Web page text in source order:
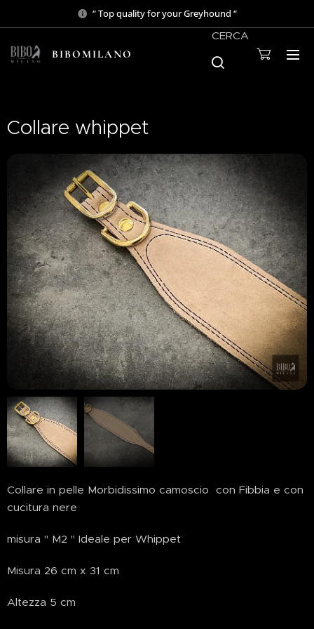
“ Top quality for your Greyhound “
BIBOMILANO
CERCA
Collare whippet
Collare in pelle Morbidissimo camoscio con Fibbia e con
cucitura nere
misura " M2 " Ideale per Whippet
Misura 26 cm x 31 cm
Altezza 5 cm